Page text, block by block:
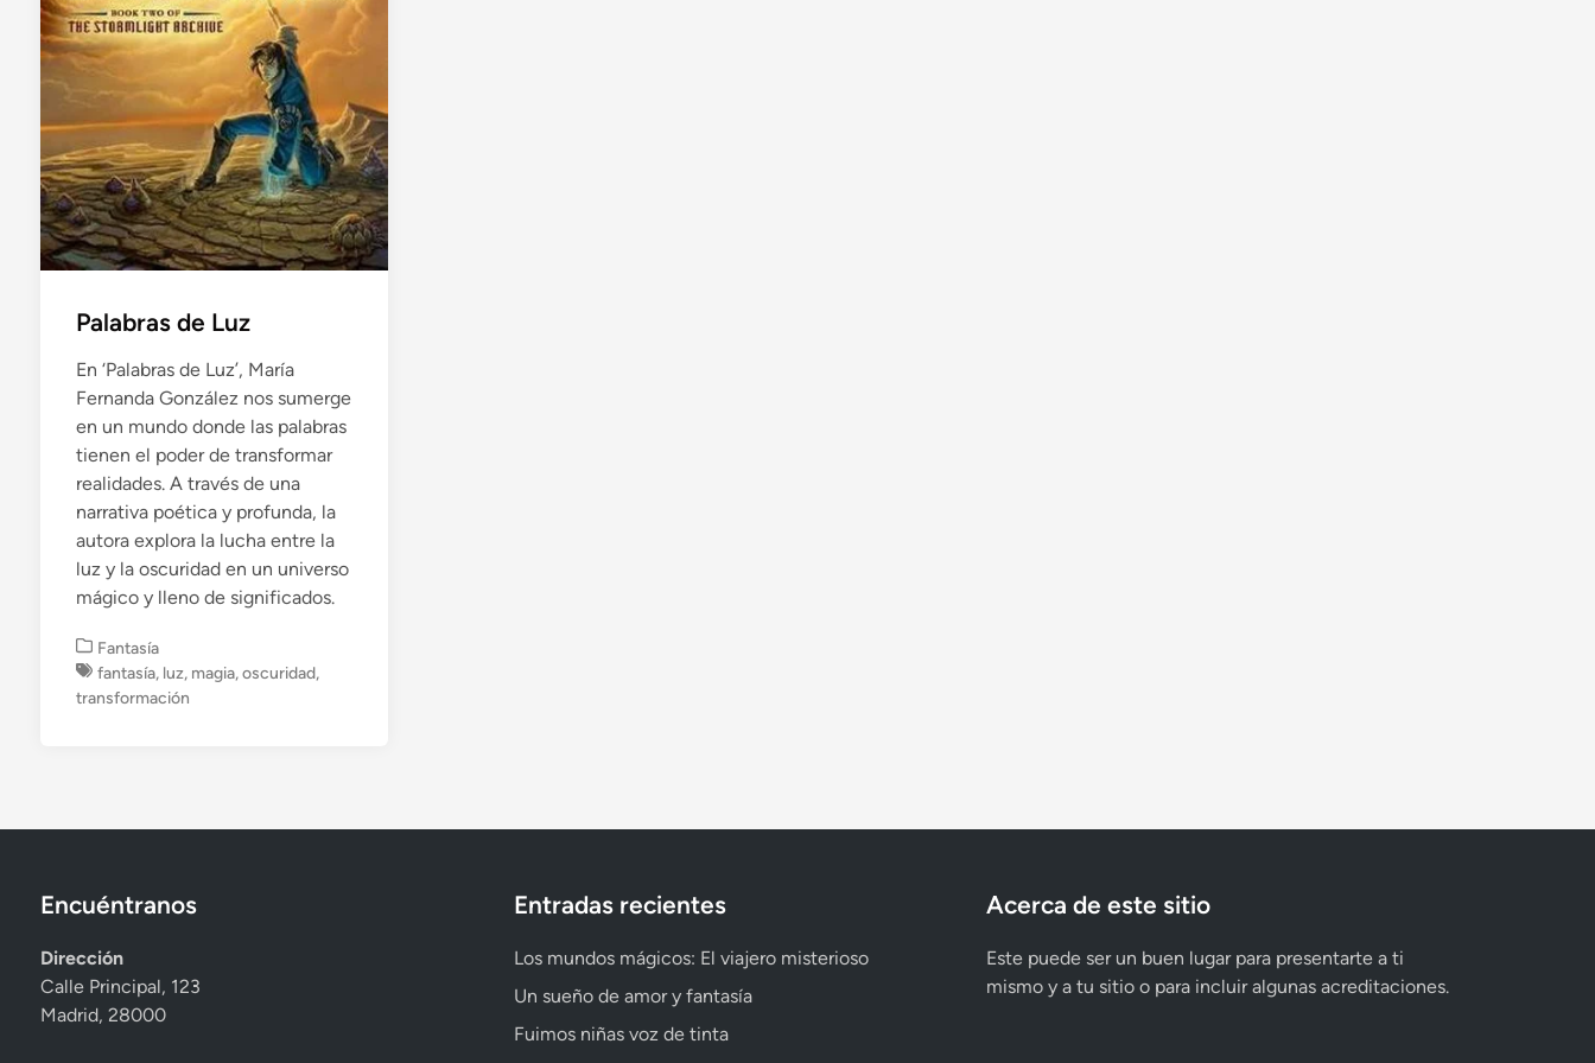
Palabras de Luz
En ‘Palabras de Luz’, María
Fernanda González nos sumerge
en un mundo donde las palabras
tienen el poder de transformar
realidades. A través de una
narrativa poética y profunda, la
autora explora la lucha entre la
luz y la oscuridad en un universo
mágico y lleno de significados.
P
u
b
n
Fantasía
fantasía, luz, magia,oscuridad,
transformación
Encuéntranos
Dirección
Calle Principal, 123
Madrid, 28000
Entradas recientes
Los mundos mágicos: El viajero misterioso
Un sueño de amor y fantasía
Fuimos niñas voz de tinta
Acerca de este sitio
Este puede ser un buen lugar para presentarte a ti
mismo y a tu sitio o para incluir algunas acreditaciones.